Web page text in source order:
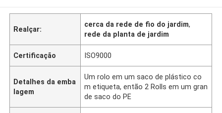
Realçar:
cerca da rede de fio do jardim,
rede da planta de jardim
Certificação ISO9000
Detalhes da emba
lagem
Um rolo em um saco de plástico co
m etiqueta, então 2 Rolls em um gran
de saco do PE